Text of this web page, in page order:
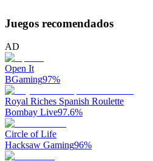
Juegos recomendados
AD
Open It
BGaming97%
Royal Riches Spanish Roulette
Bombay Live97.6%
Circle of Life
Hacksaw Gaming96%